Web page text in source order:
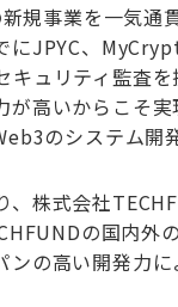
規事業を一気通
にJPYC、
キュリティ監査
が高いからこそ
のシステム開
、株式会社
の国内外
ンの高い開発力